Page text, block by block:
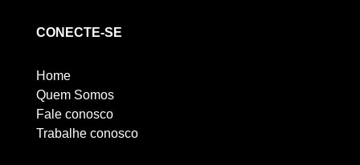
CONECTE-SE
Home
Quem Somos
Fale conosco
Trabalhe conosco